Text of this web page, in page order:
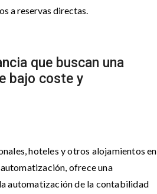
a reservas directas.
que buscan una
bajo coste y
hoteles y otros alojamientos en
ofrece una
automatización de la contabilidad